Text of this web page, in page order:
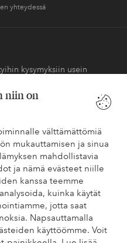
niin on
välttämättömiä
mukauttamisen ja sinua
mahdollistavia
ja nämä evästeet niille
kanssa teemme
kuinka käytät
jotta saat
Napsauttamalla
käyttöömme. Voit
yhteydessä
kysymyksiin usein
Maksutavat